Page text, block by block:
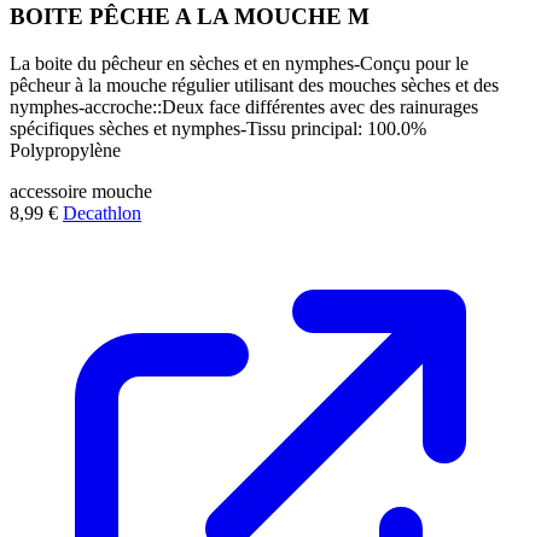
BOITE PÊCHE A LA MOUCHE M
La boite du pêcheur en sèches et en nymphes-Conçu pour le
pêcheur à la mouche régulier utilisant des mouches sèches et des
nymphes-accroche::Deux face différentes avec des rainurages
spécifiques sèches et nymphes-Tissu principal: 100.0%
Polypropylène
accessoire mouche
8,99 € Decathlon